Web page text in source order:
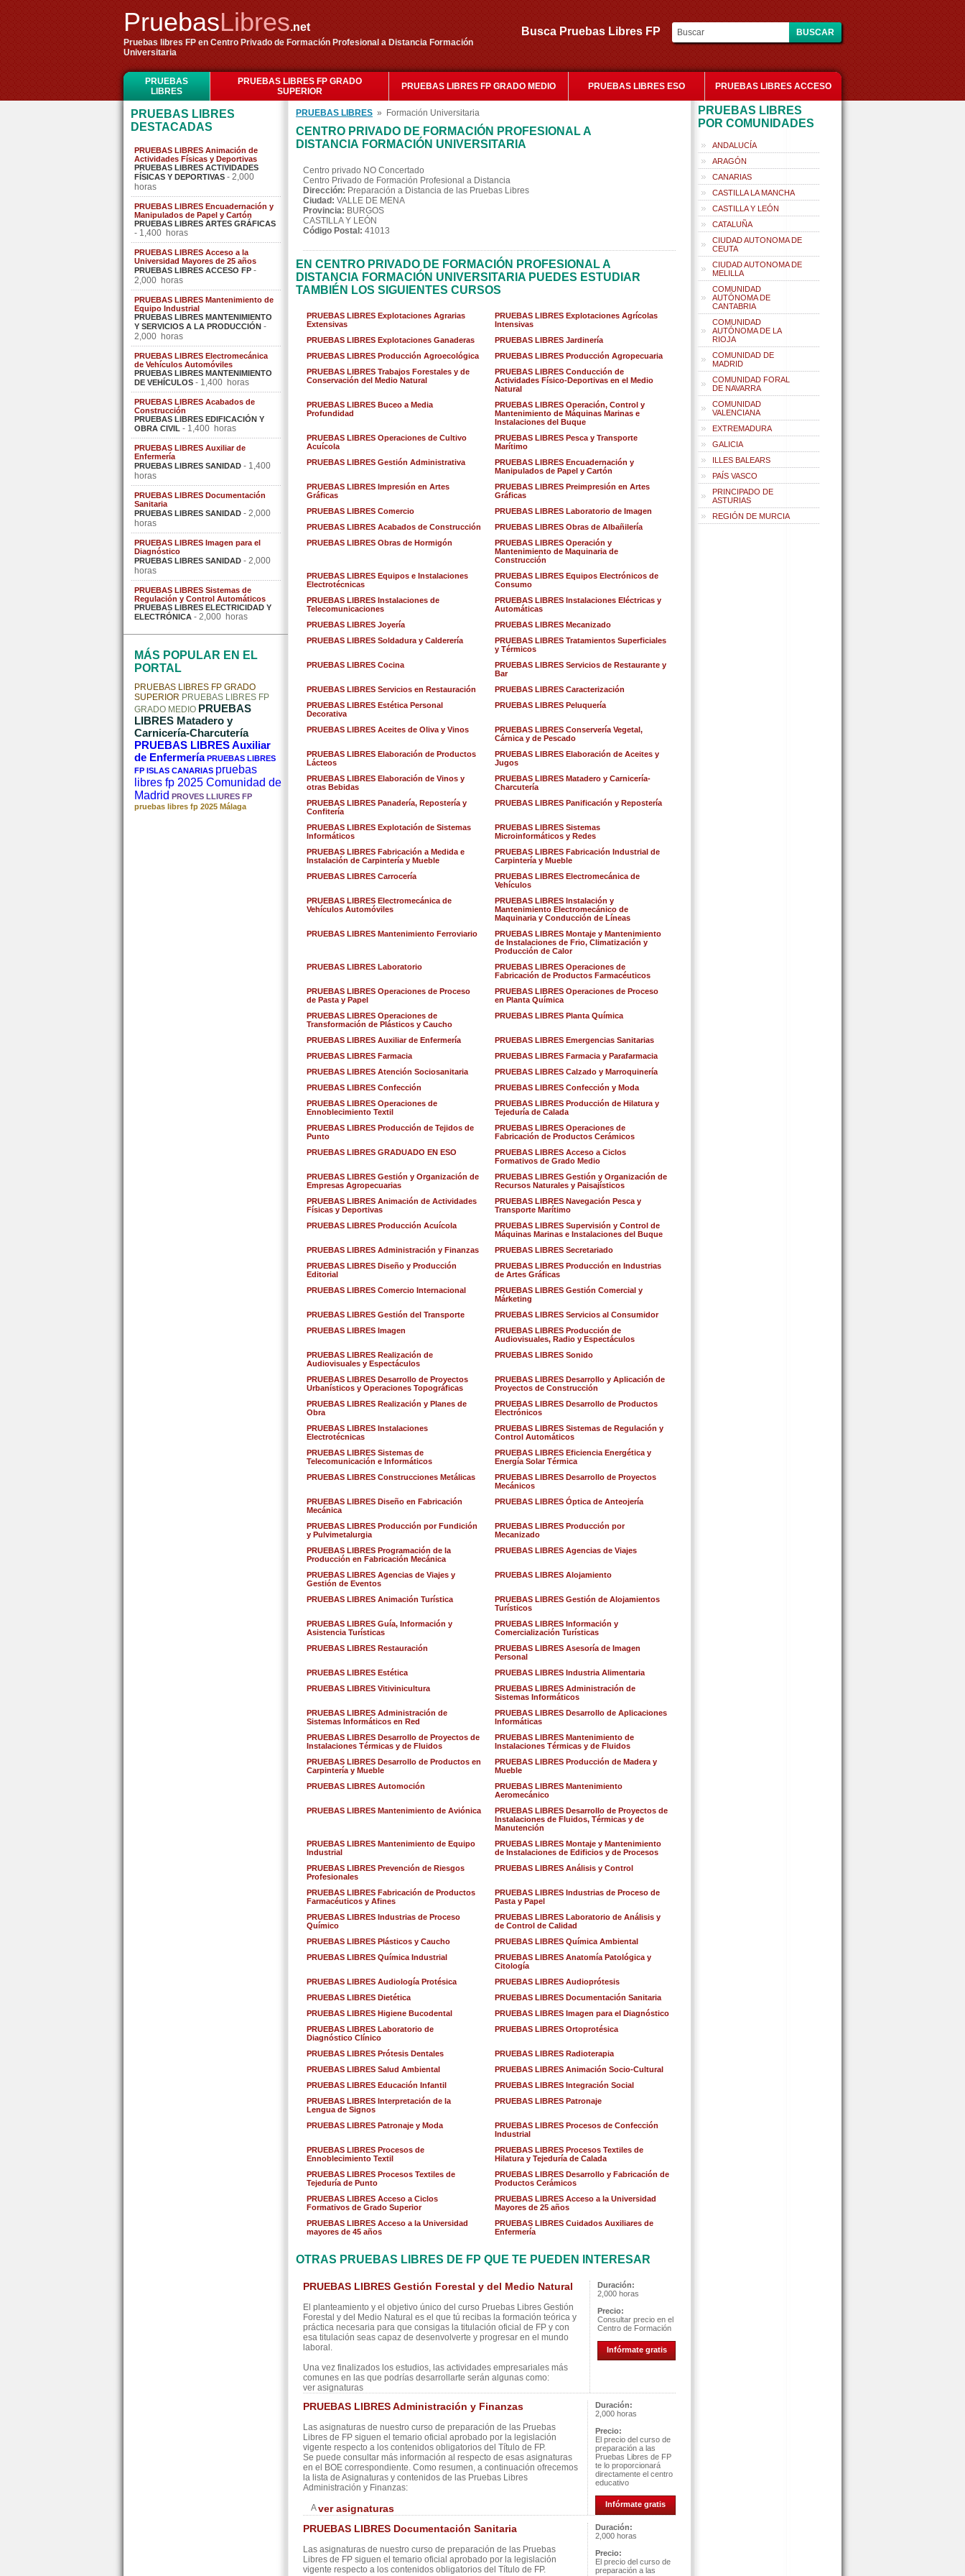
PruebasLibres.net
Pruebas libres FP en Centro Privado de Formación Profesional a Distancia Formación
Universitaria
Busca Pruebas Libres FP
PRUEBAS
LIBRES
PRUEBAS LIBRES FP GRADO
SUPERIOR
PRUEBAS LIBRES FP GRADO MEDIO PRUEBAS LIBRES ESO PRUEBAS LIBRES ACCESO
PRUEBAS LIBRES
DESTACADAS
PRUEBAS LIBRES Animación de
Actividades Físicas y Deportivas
PRUEBAS LIBRES ACTIVIDADES
FÍSICAS Y DEPORTIVAS - 2,000
horas
PRUEBAS LIBRES Encuadernación y
Manipulados de Papel y Cartón
PRUEBAS LIBRES ARTES GRÁFICAS
- 1,400 horas
PRUEBAS LIBRES Acceso a la
Universidad Mayores de 25 años
PRUEBAS LIBRES ACCESO FP -
2,000 horas
PRUEBAS LIBRES Mantenimiento de
Equipo Industrial
PRUEBAS LIBRES MANTENIMIENTO
Y SERVICIOS A LA PRODUCCIÓN -
2,000 horas
PRUEBAS LIBRES Electromecánica
de Vehículos Automóviles
PRUEBAS LIBRES MANTENIMIENTO
DE VEHÍCULOS - 1,400 horas
PRUEBAS LIBRES Acabados de
Construcción
PRUEBAS LIBRES EDIFICACIÓN Y
OBRA CIVIL - 1,400 horas
PRUEBAS LIBRES Auxiliar de
Enfermería
PRUEBAS LIBRES SANIDAD - 1,400
horas
PRUEBAS LIBRES Documentación
Sanitaria
PRUEBAS LIBRES SANIDAD - 2,000
horas
PRUEBAS LIBRES Imagen para el
Diagnóstico
PRUEBAS LIBRES SANIDAD - 2,000
horas
PRUEBAS LIBRES Sistemas de
Regulación y Control Automáticos
PRUEBAS LIBRES ELECTRICIDAD Y
ELECTRÓNICA - 2,000 horas
MÁS POPULAR EN EL
PORTAL
PRUEBAS LIBRES FP GRADO
SUPERIOR PRUEBAS LIBRES FP
GRADO MEDIO PRUEBAS
LIBRES Matadero y
Carnicería-Charcutería
PRUEBAS LIBRES Auxiliar
de Enfermería PRUEBAS LIBRES
FP ISLAS CANARIAS pruebas
libres fp 2025 Comunidad de
Madrid PROVES LLIURES FP
pruebas libres fp 2025 Málaga
PRUEBAS LIBRES » Formación Universitaria
CENTRO PRIVADO DE FORMACIÓN PROFESIONAL A
DISTANCIA FORMACIÓN UNIVERSITARIA
Centro privado NO Concertado
Centro Privado de Formación Profesional a Distancia
Dirección: Preparación a Distancia de las Pruebas Libres
Ciudad: VALLE DE MENA
Provincia: BURGOS
CASTILLA Y LEÓN
Código Postal: 41013
EN CENTRO PRIVADO DE FORMACIÓN PROFESIONAL A
DISTANCIA FORMACIÓN UNIVERSITARIA PUEDES ESTUDIAR
TAMBIÉN LOS SIGUIENTES CURSOS
PRUEBAS LIBRES Explotaciones Agrarias
Extensivas
PRUEBAS LIBRES Explotaciones Agrícolas
Intensivas
PRUEBAS LIBRES Explotaciones Ganaderas
PRUEBAS LIBRES Jardinería
PRUEBAS LIBRES Producción Agroecológica
PRUEBAS LIBRES Producción Agropecuaria
PRUEBAS LIBRES Trabajos Forestales y de
Conservación del Medio Natural
PRUEBAS LIBRES Conducción de
Actividades Físico-Deportivas en el Medio
Natural
PRUEBAS LIBRES Buceo a Media
Profundidad
PRUEBAS LIBRES Operación, Control y
Mantenimiento de Máquinas Marinas e
Instalaciones del Buque
PRUEBAS LIBRES Operaciones de Cultivo
Acuícola
PRUEBAS LIBRES Pesca y Transporte
Marítimo
PRUEBAS LIBRES Gestión Administrativa
PRUEBAS LIBRES Encuadernación y
Manipulados de Papel y Cartón
PRUEBAS LIBRES Impresión en Artes
Gráficas
PRUEBAS LIBRES Preimpresión en Artes
Gráficas
PRUEBAS LIBRES Comercio
PRUEBAS LIBRES Laboratorio de Imagen
PRUEBAS LIBRES Acabados de Construcción
PRUEBAS LIBRES Obras de Albañilería
PRUEBAS LIBRES Obras de Hormigón
PRUEBAS LIBRES Operación y
Mantenimiento de Maquinaria de
Construcción
PRUEBAS LIBRES Equipos e Instalaciones
Electrotécnicas
PRUEBAS LIBRES Equipos Electrónicos de
Consumo
PRUEBAS LIBRES Instalaciones de
Telecomunicaciones
PRUEBAS LIBRES Instalaciones Eléctricas y
Automáticas
PRUEBAS LIBRES Joyería
PRUEBAS LIBRES Mecanizado
PRUEBAS LIBRES Soldadura y Calderería
PRUEBAS LIBRES Tratamientos Superficiales
y Térmicos
PRUEBAS LIBRES Cocina
PRUEBAS LIBRES Servicios de Restaurante y
Bar
PRUEBAS LIBRES Servicios en Restauración
PRUEBAS LIBRES Caracterización
PRUEBAS LIBRES Estética Personal
Decorativa
PRUEBAS LIBRES Peluquería
PRUEBAS LIBRES Aceites de Oliva y Vinos
PRUEBAS LIBRES Conservería Vegetal,
Cárnica y de Pescado
PRUEBAS LIBRES Elaboración de Productos
Lácteos
PRUEBAS LIBRES Elaboración de Aceites y
Jugos
PRUEBAS LIBRES Elaboración de Vinos y
otras Bebidas
PRUEBAS LIBRES Matadero y Carnicería-
Charcutería
PRUEBAS LIBRES Panadería, Repostería y
Confitería
PRUEBAS LIBRES Panificación y Repostería
PRUEBAS LIBRES Explotación de Sistemas
Informáticos
PRUEBAS LIBRES Sistemas
Microinformáticos y Redes
PRUEBAS LIBRES Fabricación a Medida e
Instalación de Carpintería y Mueble
PRUEBAS LIBRES Fabricación Industrial de
Carpintería y Mueble
PRUEBAS LIBRES Carrocería
PRUEBAS LIBRES Electromecánica de
Vehículos
PRUEBAS LIBRES Electromecánica de
Vehículos Automóviles
PRUEBAS LIBRES Instalación y
Mantenimiento Electromecánico de
Maquinaria y Conducción de Líneas
PRUEBAS LIBRES Mantenimiento Ferroviario
PRUEBAS LIBRES Montaje y Mantenimiento
de Instalaciones de Frio, Climatización y
Producción de Calor
PRUEBAS LIBRES Laboratorio
PRUEBAS LIBRES Operaciones de
Fabricación de Productos Farmacéuticos
PRUEBAS LIBRES Operaciones de Proceso
de Pasta y Papel
PRUEBAS LIBRES Operaciones de Proceso
en Planta Química
PRUEBAS LIBRES Operaciones de
Transformación de Plásticos y Caucho
PRUEBAS LIBRES Planta Química
PRUEBAS LIBRES Auxiliar de Enfermería
PRUEBAS LIBRES Emergencias Sanitarias
PRUEBAS LIBRES Farmacia
PRUEBAS LIBRES Farmacia y Parafarmacia
PRUEBAS LIBRES Atención Sociosanitaria
PRUEBAS LIBRES Calzado y Marroquinería
PRUEBAS LIBRES Confección
PRUEBAS LIBRES Confección y Moda
PRUEBAS LIBRES Operaciones de
Ennoblecimiento Textil
PRUEBAS LIBRES Producción de Hilatura y
Tejeduría de Calada
PRUEBAS LIBRES Producción de Tejidos de
Punto
PRUEBAS LIBRES Operaciones de
Fabricación de Productos Cerámicos
PRUEBAS LIBRES GRADUADO EN ESO
PRUEBAS LIBRES Acceso a Ciclos
Formativos de Grado Medio
PRUEBAS LIBRES Gestión y Organización de
Empresas Agropecuarias
PRUEBAS LIBRES Gestión y Organización de
Recursos Naturales y Paisajísticos
PRUEBAS LIBRES Animación de Actividades
Físicas y Deportivas
PRUEBAS LIBRES Navegación Pesca y
Transporte Marítimo
PRUEBAS LIBRES Producción Acuícola
PRUEBAS LIBRES Supervisión y Control de
Máquinas Marinas e Instalaciones del Buque
PRUEBAS LIBRES Administración y Finanzas
PRUEBAS LIBRES Secretariado
PRUEBAS LIBRES Diseño y Producción
Editorial
PRUEBAS LIBRES Producción en Industrias
de Artes Gráficas
PRUEBAS LIBRES Comercio Internacional
PRUEBAS LIBRES Gestión Comercial y
Márketing
PRUEBAS LIBRES Gestión del Transporte
PRUEBAS LIBRES Servicios al Consumidor
PRUEBAS LIBRES Imagen
PRUEBAS LIBRES Producción de
Audiovisuales, Radio y Espectáculos
PRUEBAS LIBRES Realización de
Audiovisuales y Espectáculos
PRUEBAS LIBRES Sonido
PRUEBAS LIBRES Desarrollo de Proyectos
Urbanísticos y Operaciones Topográficas
PRUEBAS LIBRES Desarrollo y Aplicación de
Proyectos de Construcción
PRUEBAS LIBRES Realización y Planes de
Obra
PRUEBAS LIBRES Desarrollo de Productos
Electrónicos
PRUEBAS LIBRES Instalaciones
Electrotécnicas
PRUEBAS LIBRES Sistemas de Regulación y
Control Automáticos
PRUEBAS LIBRES Sistemas de
Telecomunicación e Informáticos
PRUEBAS LIBRES Eficiencia Energética y
Energía Solar Térmica
PRUEBAS LIBRES Construcciones Metálicas
PRUEBAS LIBRES Desarrollo de Proyectos
Mecánicos
PRUEBAS LIBRES Diseño en Fabricación
Mecánica
PRUEBAS LIBRES Óptica de Anteojería
PRUEBAS LIBRES Producción por Fundición
y Pulvimetalurgia
PRUEBAS LIBRES Producción por
Mecanizado
PRUEBAS LIBRES Programación de la
Producción en Fabricación Mecánica
PRUEBAS LIBRES Agencias de Viajes
PRUEBAS LIBRES Agencias de Viajes y
Gestión de Eventos
PRUEBAS LIBRES Alojamiento
PRUEBAS LIBRES Animación Turística
PRUEBAS LIBRES Gestión de Alojamientos
Turísticos
PRUEBAS LIBRES Guía, Información y
Asistencia Turísticas
PRUEBAS LIBRES Información y
Comercialización Turísticas
PRUEBAS LIBRES Restauración
PRUEBAS LIBRES Asesoría de Imagen
Personal
PRUEBAS LIBRES Estética
PRUEBAS LIBRES Industria Alimentaria
PRUEBAS LIBRES Vitivinicultura
PRUEBAS LIBRES Administración de
Sistemas Informáticos
PRUEBAS LIBRES Administración de
Sistemas Informáticos en Red
PRUEBAS LIBRES Desarrollo de Aplicaciones
Informáticas
PRUEBAS LIBRES Desarrollo de Proyectos de
Instalaciones Térmicas y de Fluidos
PRUEBAS LIBRES Mantenimiento de
Instalaciones Térmicas y de Fluidos
PRUEBAS LIBRES Desarrollo de Productos en
Carpintería y Mueble
PRUEBAS LIBRES Producción de Madera y
Mueble
PRUEBAS LIBRES Automoción
PRUEBAS LIBRES Mantenimiento
Aeromecánico
PRUEBAS LIBRES Mantenimiento de Aviónica
PRUEBAS LIBRES Desarrollo de Proyectos de
Instalaciones de Fluidos, Térmicas y de
Manutención
PRUEBAS LIBRES Mantenimiento de Equipo
Industrial
PRUEBAS LIBRES Montaje y Mantenimiento
de Instalaciones de Edificios y de Procesos
PRUEBAS LIBRES Prevención de Riesgos
Profesionales
PRUEBAS LIBRES Análisis y Control
PRUEBAS LIBRES Fabricación de Productos
Farmacéuticos y Afines
PRUEBAS LIBRES Industrias de Proceso de
Pasta y Papel
PRUEBAS LIBRES Industrias de Proceso
Químico
PRUEBAS LIBRES Laboratorio de Análisis y
de Control de Calidad
PRUEBAS LIBRES Plásticos y Caucho
PRUEBAS LIBRES Química Ambiental
PRUEBAS LIBRES Química Industrial
PRUEBAS LIBRES Anatomía Patológica y
Citología
PRUEBAS LIBRES Audiología Protésica
PRUEBAS LIBRES Audioprótesis
PRUEBAS LIBRES Dietética
PRUEBAS LIBRES Documentación Sanitaria
PRUEBAS LIBRES Higiene Bucodental
PRUEBAS LIBRES Imagen para el Diagnóstico
PRUEBAS LIBRES Laboratorio de
Diagnóstico Clínico
PRUEBAS LIBRES Ortoprotésica
PRUEBAS LIBRES Prótesis Dentales
PRUEBAS LIBRES Radioterapia
PRUEBAS LIBRES Salud Ambiental
PRUEBAS LIBRES Animación Socio-Cultural
PRUEBAS LIBRES Educación Infantil
PRUEBAS LIBRES Integración Social
PRUEBAS LIBRES Interpretación de la
Lengua de Signos
PRUEBAS LIBRES Patronaje
PRUEBAS LIBRES Patronaje y Moda
PRUEBAS LIBRES Procesos de Confección
Industrial
PRUEBAS LIBRES Procesos de
Ennoblecimiento Textil
PRUEBAS LIBRES Procesos Textiles de
Hilatura y Tejeduría de Calada
PRUEBAS LIBRES Procesos Textiles de
Tejeduría de Punto
PRUEBAS LIBRES Desarrollo y Fabricación de
Productos Cerámicos
PRUEBAS LIBRES Acceso a Ciclos
Formativos de Grado Superior
PRUEBAS LIBRES Acceso a la Universidad
Mayores de 25 años
PRUEBAS LIBRES Acceso a la Universidad
mayores de 45 años
PRUEBAS LIBRES Cuidados Auxiliares de
Enfermería
OTRAS PRUEBAS LIBRES DE FP QUE TE PUEDEN INTERESAR
PRUEBAS LIBRES Gestión Forestal y del Medio Natural
El planteamiento y el objetivo único del curso Pruebas Libres Gestión
Forestal y del Medio Natural es el que tú recibas la formación teórica y
práctica necesaria para que consigas la titulación oficial de FP y con
esa titulación seas capaz de desenvolverte y progresar en el mundo
laboral.
Una vez finalizados los estudios, las actividades empresariales más
comunes en las que podrías desarrollarte serán algunas como:
ver asignaturas
Duración:
2,000 horas
Precio:
Consultar precio en el
Centro de Formación
Infórmate gratis
PRUEBAS LIBRES Administración y Finanzas
Las asignaturas de nuestro curso de preparación de las Pruebas
Libres de FP siguen el temario oficial aprobado por la legislación
vigente respecto a los contenidos obligatorios del Título de FP.
Se puede consultar más información al respecto de esas asignaturas
en el BOE correspondiente. Como resumen, a continuación ofrecemos
la lista de Asignaturas y contenidos de las Pruebas Libres
Administración y Finanzas:
Aver asignaturas
Duración:
2,000 horas
Precio:
El precio del curso de
preparación a las
Pruebas Libres de FP
te lo proporcionará
directamente el centro
educativo
Infórmate gratis
PRUEBAS LIBRES Documentación Sanitaria
Las asignaturas de nuestro curso de preparación de las Pruebas
Libres de FP siguen el temario oficial aprobado por la legislación
vigente respecto a los contenidos obligatorios del Título de FP.
Duración:
2,000 horas
Precio:
El precio del curso de
preparación a las
PRUEBAS LIBRES
POR COMUNIDADES
ANDALUCÍA
ARAGÓN
CANARIAS
CASTILLA LA MANCHA
CASTILLA Y LEÓN
CATALUÑA
CIUDAD AUTONOMA DE
CEUTA
CIUDAD AUTONOMA DE
MELILLA
COMUNIDAD
AUTÓNOMA DE
CANTABRIA
COMUNIDAD
AUTÓNOMA DE LA
RIOJA
COMUNIDAD DE
MADRID
COMUNIDAD FORAL
DE NAVARRA
COMUNIDAD
VALENCIANA
EXTREMADURA
GALICIA
ILLES BALEARS
PAÍS VASCO
PRINCIPADO DE
ASTURIAS
REGIÓN DE MURCIA